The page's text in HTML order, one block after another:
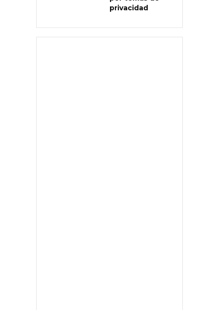
privacidad